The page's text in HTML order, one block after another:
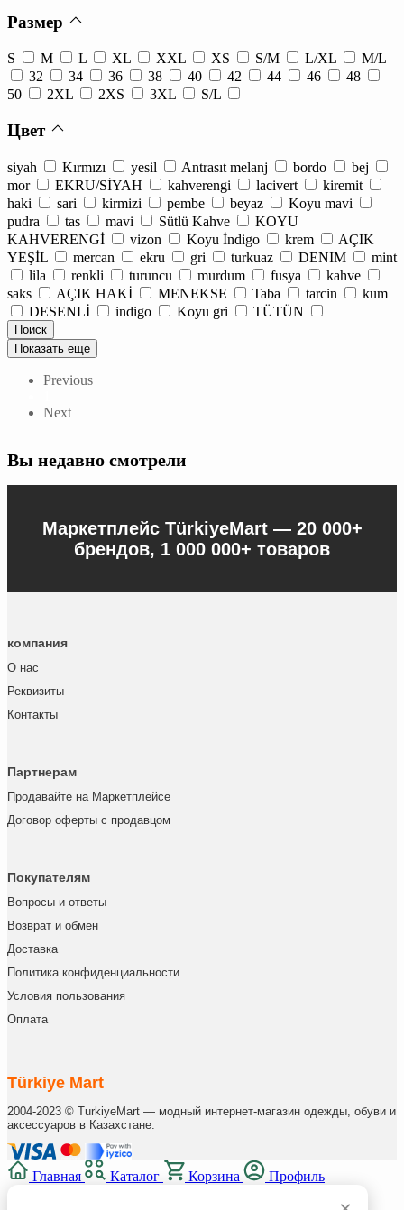
Размер
S M L XL XXL XS S/M L/XL
M/L
32
34 36 38 40 42 44 46
48
50
2XL 2XS 3XL S/L
Цвет
siyah Kırmızı yesil Antrasıt melanj bordo
bej
mor
EKRU/SİYAH kahverengi lacivert
kiremit
haki
sari kirmizi pembe beyaz
Koyu mavi
pudra
tas mavi Sütlü Kahve
KOYU
KAHVERENGİ
vizon Koyu İndigo krem
AÇIK
YEŞİL
mercan ekru gri turkuaz DENIM
mint
lila
renkli turuncu murdum fusya
kahve
saks
AÇIK HAKİ MENEKSE Taba tarcin
kum
DESENLİ
indigo Koyu gri TÜTÜN
Показать еще
Previous
Next
Вы недавно смотрели
Маркетплейс TürkiyeMart — 20 000+
брендов, 1 000 000+ товаров
компания
О нас
Реквизиты
Контакты
Партнерам
Продавайте на Маркетплейсе
Договор оферты с продавцом
Покупателям
Вопросы и ответы
Возврат и обмен
Доставка
Политика конфиденциальности
Условия пользования
Оплата
Türkiye Mart
2004-2023 © TurkiyeMart — модный интернет-магазин одежды, обуви и
аксессуаров в Казахстане.
Главная Каталог Корзина Профиль